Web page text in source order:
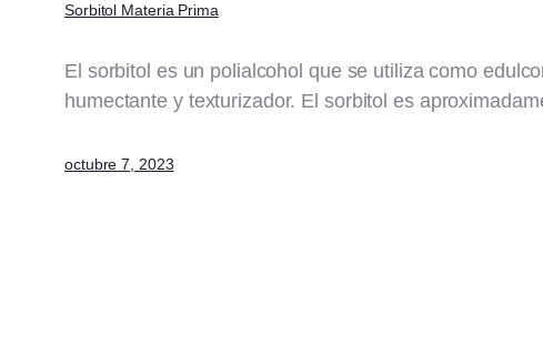
Sorbitol Materia Prima
El sorbitol es un polialcohol que se utiliza como
humectante y texturizador. El sorbitol es
octubre 7, 2023